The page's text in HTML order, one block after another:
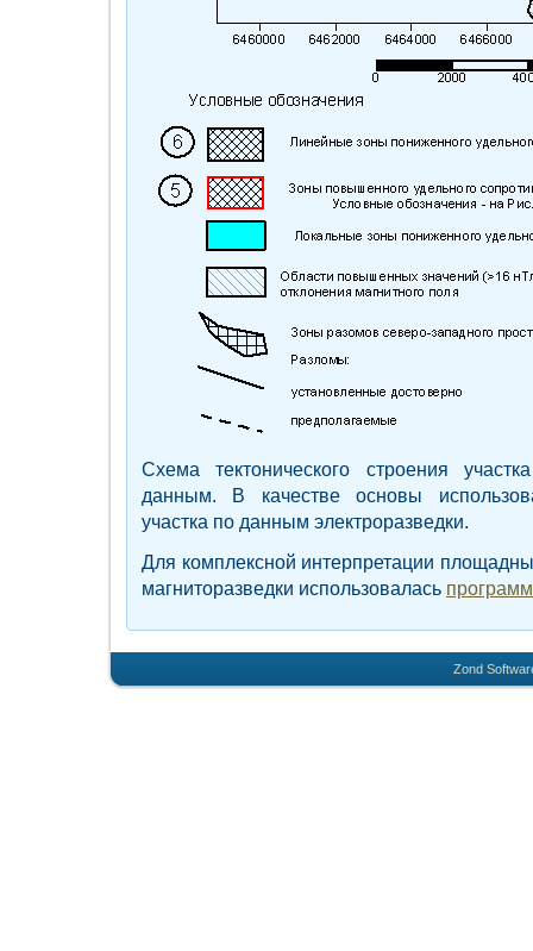
Схема тектонического строения
данным. В качестве основы
участка по данным электроразведки.
Для комплексной интерпретации
магниторазведки использовалась
Zond